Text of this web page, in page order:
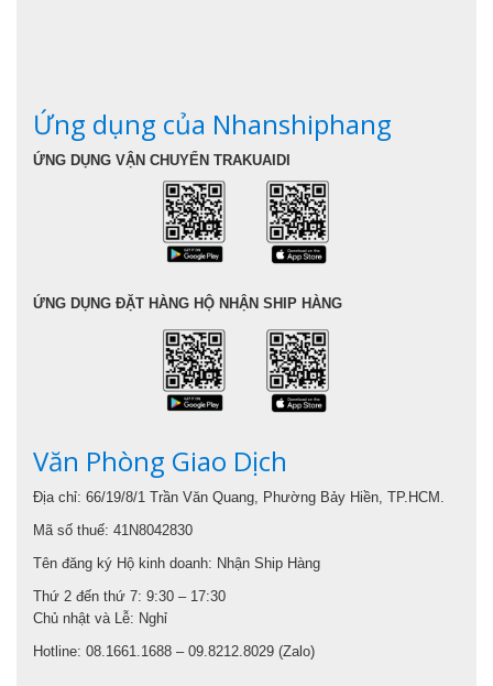
Ứng dụng của Nhanshiphang
ỨNG DỤNG VẬN CHUYỂN TRAKUAIDI
ỨNG DỤNG ĐẶT HÀNG HỘ NHẬN SHIP HÀNG
Văn Phòng Giao Dịch
Địa chỉ: 66/19/8/1 Trần Văn Quang, Phường Bảy Hiền, TP.HCM.
Mã số thuế: 41N8042830
Tên đăng ký Hộ kinh doanh: Nhận Ship Hàng
Thứ 2 đến thứ 7: 9:30 – 17:30
Chủ nhật và Lễ: Nghỉ
Hotline: 08.1661.1688 – 09.8212.8029 (Zalo)